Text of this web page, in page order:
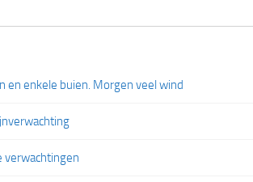
en enkele buien. Morgen veel wind
verwachtingen